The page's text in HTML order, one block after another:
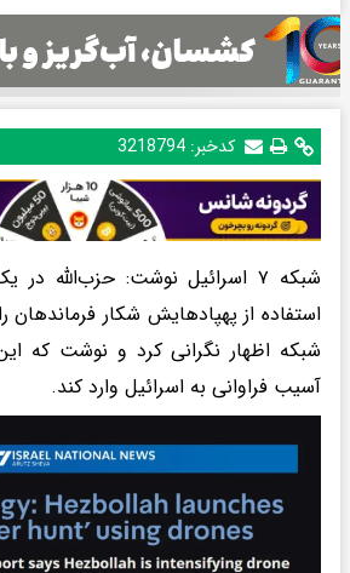
کدخبر: 3218794
شبکه ۷ اسرائیل نوشت: حزب‌الله
استفاده از پهپادهایش شکار فرماندهان
شبکه اظهار نگرانی کرد و نوشت که
آسیب فراوانی به اسرائیل وارد کند.